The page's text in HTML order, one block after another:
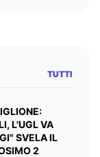
TUTTI
L'UGL VA
SVELA IL
2